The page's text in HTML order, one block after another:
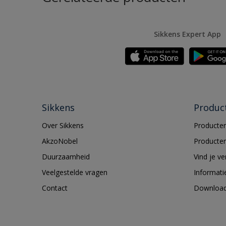
Sikkens Expert App
Sikkens
Over Sikkens
AkzoNobel
Duurzaamheid
Veelgestelde vragen
Contact
Vind je